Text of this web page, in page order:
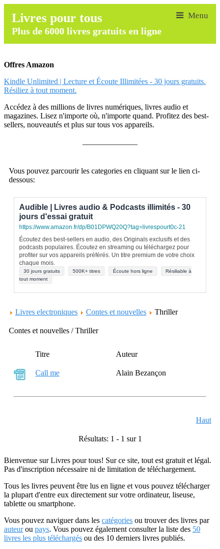
Livres pour tous
Plus de 6000 livres gratuits en ligne
Offres Amazon
Kindle Unlimited | Lecture et Écoute Illimitées - 30 jours gratuits.
Résiliez à tout moment.
Accédez à des millions de livres numériques, livres audio et
magazines. Lisez n'importe où, n'importe quand. Profitez des best-
sellers, nouveautés et plus sur tous vos appareils.
Vous pouvez parcourir les categories en cliquant sur le lien ci-
dessous:
Audible | Livres audio & Podcasts illimités - 30
jours d'essai gratuit
https://www.amazon.fr/dp/B01DPWQ20Q?tag=livrespourt0c-21
Écoutez des best-sellers en audio, des Originals exclusifs et des
podcasts populaires. Écoutez en streaming ou téléchargez pour
profiter sur vos appareils préférés. Un titre premium de votre choix
chaque mois.
30 jours gratuits 500K+ titres Écoute hors ligne
Résiliable à
tout moment
Livres electroniques Contes et nouvelles Thriller
Contes et nouvelles / Thriller
Titre Auteur
Call me Alain Bezançon
Haut
Résultats: 1 - 1 sur 1
Bienvenue sur Livres pour tous! Sur ce site, tout est gratuit et légal.
Pas d'inscription nécessaire ni de limitation de téléchargement.
Tous les livres peuvent être lus en ligne et vous pouvez télécharger
la plupart d'entre eux directement sur votre ordinateur, liseuse,
tablette ou smartphone.
Vous pouvez naviguer dans les catégories ou trouver des livres par
auteurou pays. Vous pouvez également consulter la liste des 50
livres les plus téléchargés ou des 10 derniers livres publiés.